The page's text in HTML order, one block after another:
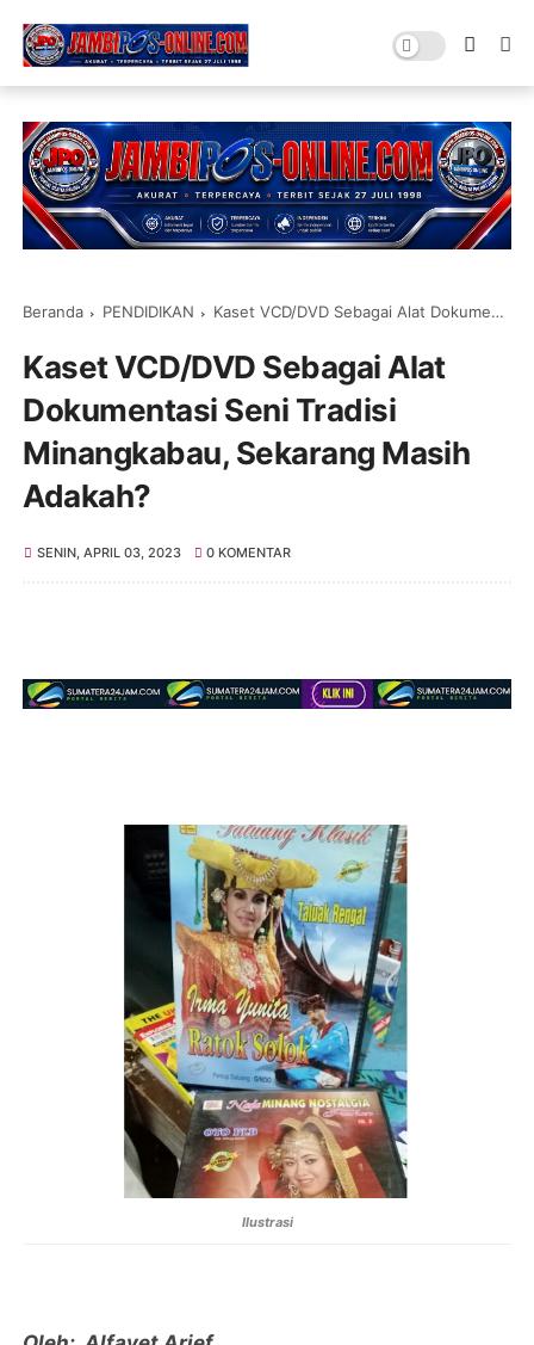
Beranda PENDIDIKAN Kaset VCD/DVD Sebagai Alat Dokumentasi Seni Tradisi Minangkabau, Sekarang Masih Adakah?
Kaset VCD/DVD Sebagai Alat
Dokumentasi Seni Tradisi
Minangkabau, Sekarang Masih
Adakah?
SENIN, APRIL 03, 2023 0 KOMENTAR
Ilustrasi